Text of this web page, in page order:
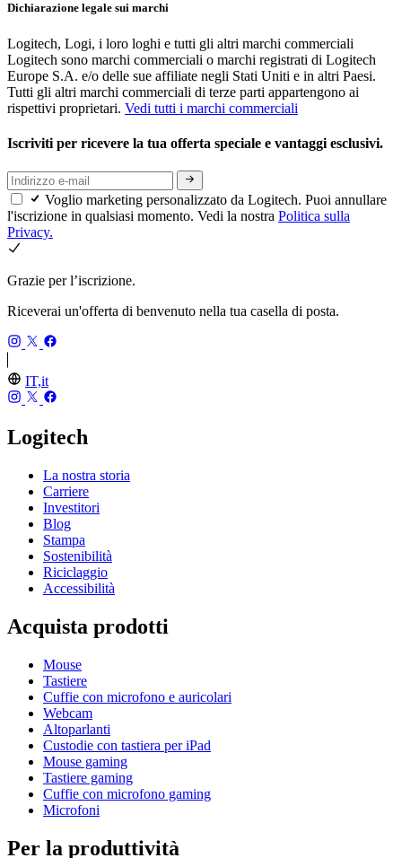
Dichiarazione legale sui marchi
Logitech, Logi, i loro loghi e tutti gli altri marchi commerciali
Logitech sono marchi commerciali o marchi registrati di Logitech
Europe S.A. e/o delle sue affiliate negli Stati Uniti e in altri Paesi.
Tutti gli altri marchi commerciali di terze parti appartengono ai
rispettivi proprietari. Vedi tutti i marchi commerciali
Iscriviti per ricevere la tua offerta speciale e vantaggi esclusivi.
Voglio marketing personalizzato da Logitech. Puoi annullare
l'iscrizione in qualsiasi momento. Vedi la nostra Politica sulla
Privacy.
Grazie per l’iscrizione.
Riceverai un'offerta di benvenuto nella tua casella di posta.
IT,it
Logitech
La nostra storia
Carriere
Investitori
Blog
Stampa
Sostenibilità
Riciclaggio
Accessibilità
Acquista prodotti
Mouse
Tastiere
Cuffie con microfono e auricolari
Webcam
Altoparlanti
Custodie con tastiera per iPad
Mouse gaming
Tastiere gaming
Cuffie con microfono gaming
Microfoni
Per la produttività